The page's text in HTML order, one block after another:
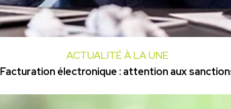
ACTUALITÉ À LA UNE
Facturation électronique : attention aux